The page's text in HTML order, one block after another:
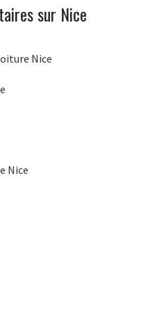
sur Nice
Nice
Nice